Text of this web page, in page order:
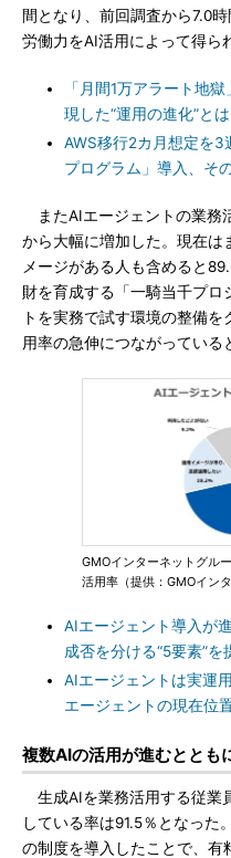
間となり、前回調査から7.0
労働力をAI活用によって得ら
「月間1万アラート地
現した“運用の進化”とは
AWS移行2カ月想定を
プログラム」導入、そ
またAIエージェントの業務
から大幅に増加した。現在は
メージがある人も含めると
財を育成する「一騎当千プロ
トを実務で試す環境の整備
用率の急伸につながっている
GMOインターネットグル
活用率（提供：GMOイン
AIエージェント導入が
成否を分ける“5要素”を
AIエージェントは実運
エージェントの現在位
複数AIの活用が進むととも
生成AIを業務活用する従業
している率は91.5％となった
の制度を導入したことで、